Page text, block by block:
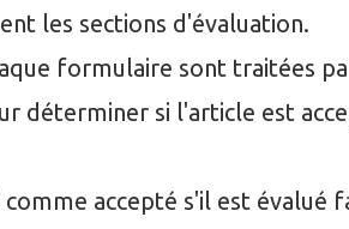
les sections d'évaluation.
formulaire sont traitées
déterminer si l'article est
accepté s'il est évalué